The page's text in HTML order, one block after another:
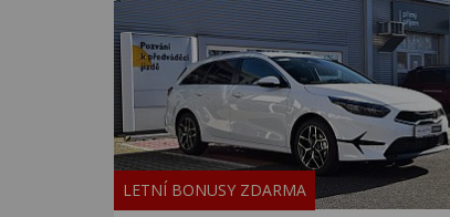
LETNÍ BONUSY ZDARMA